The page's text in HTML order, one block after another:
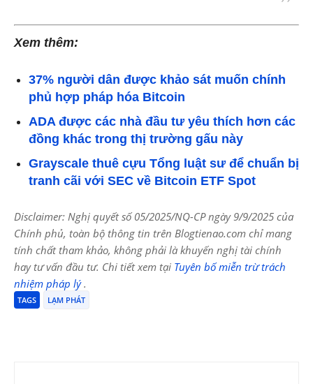
Xem thêm:
37% người dân được khảo sát muốn chính
phủ hợp pháp hóa Bitcoin
ADA được các nhà đầu tư yêu thích hơn các
đồng khác trong thị trường gấu này
Grayscale thuê cựu Tổng luật sư để chuẩn bị
tranh cãi với SEC về Bitcoin ETF Spot
Disclaimer: Nghị quyết số 05/2025/NQ-CP ngày 9/9/2025 của
Chính phủ, toàn bộ thông tin trên Blogtienao.com chỉ mang
tính chất tham khảo, không phải là khuyến nghị tài chính
hay tư vấn đầu tư. Chi tiết xem tại Tuyên bố miễn trừ trách
nhiệm pháp lý.
TAGS LẠM PHÁT